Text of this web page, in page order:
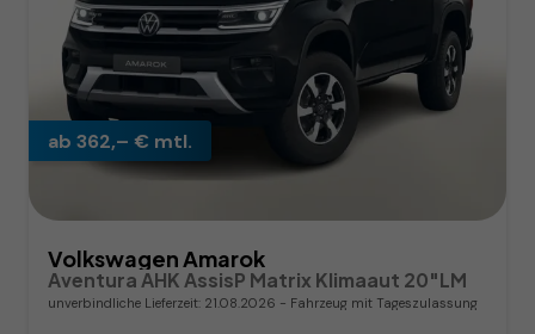
ab 362,– € mtl.
Volkswagen Amarok
Aventura AHK AssisP Matrix Klimaaut 20"LM
unverbindliche Lieferzeit: 21.08.2026 Fahrzeug mit Tageszulassung